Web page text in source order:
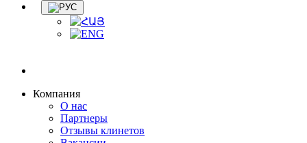
Компания
О нас
Партнеры
Отзывы клинетов